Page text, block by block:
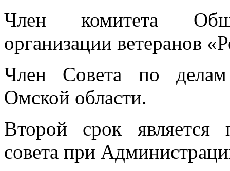
Член комитета
организации ветеранов
Член Совета по делам
Омской области.
Второй срок является
совета при